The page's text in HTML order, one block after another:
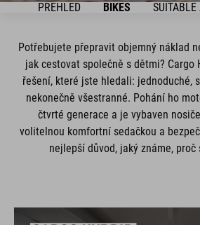
PŘEHLED BIKES SUITABLE
Potřebujete přepravit objemný náklad
jak cestovat společně s dětmi? Cargo
řešení, které jste hledali: jednoduché,
nekonečně všestranné. Pohání ho
čtvrté generace a je vybaven
volitelnou komfortní sedačkou a
nejlepší důvod, jaký známe,